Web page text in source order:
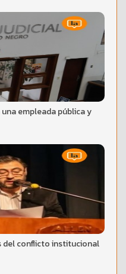
empleada pública y
del conflicto institucional